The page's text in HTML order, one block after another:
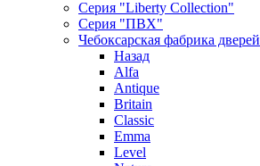
Серия "Liberty Collection"
Серия "ПВХ"
Чебоксарская фабрика дверей
Назад
Alfa
Antique
Britain
Classic
Emma
Level